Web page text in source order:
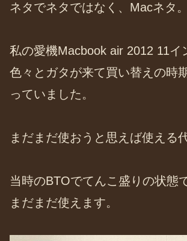
ネタでネタではなく、Macネタ。
私の愛機Macbook air 2012 11イ
色々とガタが来て買い替えの時
っていました。
まだまだ使おうと思えば使える
当時のBTOでてんこ盛りの状態
まだまだ使えます。